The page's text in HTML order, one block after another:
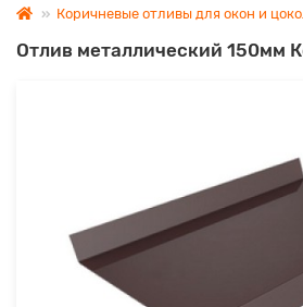
Коричневые отливы для окон и
Отлив металлический 150мм